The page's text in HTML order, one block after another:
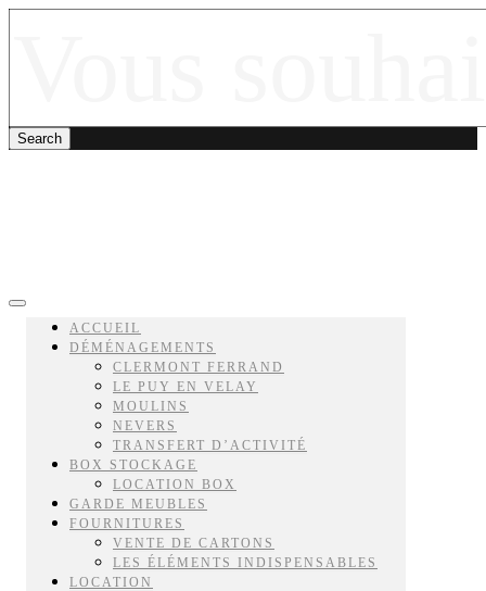
ACCUEIL
DÉMÉNAGEMENTS
CLERMONT FERRAND
LE PUY EN VELAY
MOULINS
NEVERS
TRANSFERT D’ACTIVITÉ
BOX STOCKAGE
LOCATION BOX
GARDE MEUBLES
FOURNITURES
VENTE DE CARTONS
LES ÉLÉMENTS INDISPENSABLES
LOCATION